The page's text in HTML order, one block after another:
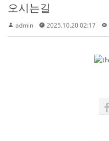
오시는길
admin 2025.10.20 02:17